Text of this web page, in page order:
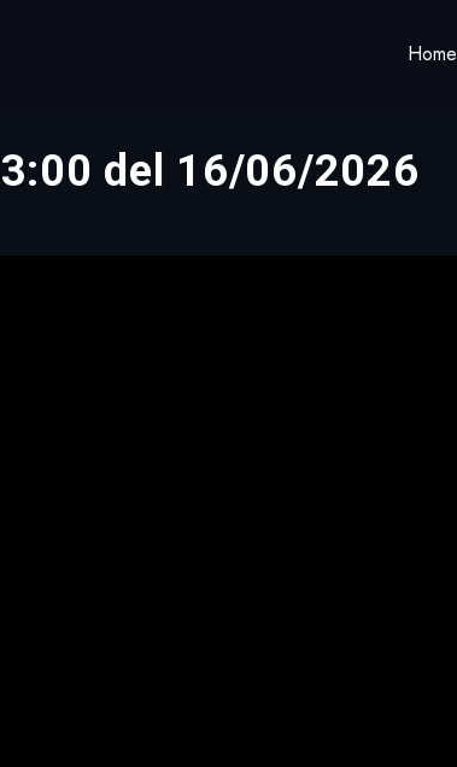
Home
del 16/06/2026